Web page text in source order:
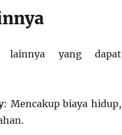
lainnya yang dapat
: Mencakup biaya hidup,